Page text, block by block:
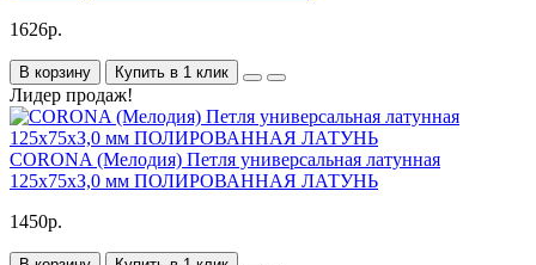
1626р.
В корзину Купить в 1 клик
Лидер продаж!
CORONA (Мелодия) Петля универсальная латунная
125х75хЗ,0 мм ПОЛИРОВАННАЯ ЛАТУНЬ
1450р.